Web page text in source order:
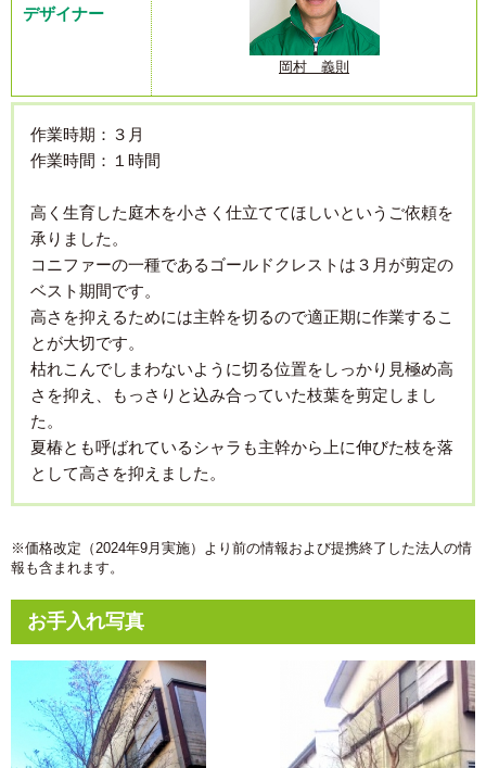
デザイナー
岡村 義則
作業時期：３月
作業時間：１時間
高く生育した庭木を小さく仕立ててほしいというご依頼を
承りました。
コニファーの一種であるゴールドクレストは３月が剪定の
ベスト期間です。
高さを抑えるためには主幹を切るので適正期に作業するこ
とが大切です。
枯れこんでしまわないように切る位置をしっかり見極め高
さを抑え、もっさりと込み合っていた枝葉を剪定しまし
た。
夏椿とも呼ばれているシャラも主幹から上に伸びた枝を落
として高さを抑えました。
※価格改定（2024年9月実施）より前の情報および提携終了した法人の情
報も含まれます。
お手入れ写真